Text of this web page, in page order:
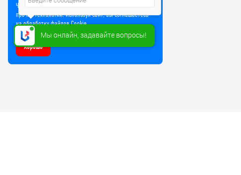
Чтобы улучшить работу сайта, мы используем Cookie и
прочие технологии. Используя сайт, вы соглашаетесь
на обработку файлов Cookie
Хорошо
Мы онлайн, задавайте вопросы!